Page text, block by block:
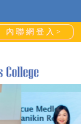
內 聯 網 登 入 >